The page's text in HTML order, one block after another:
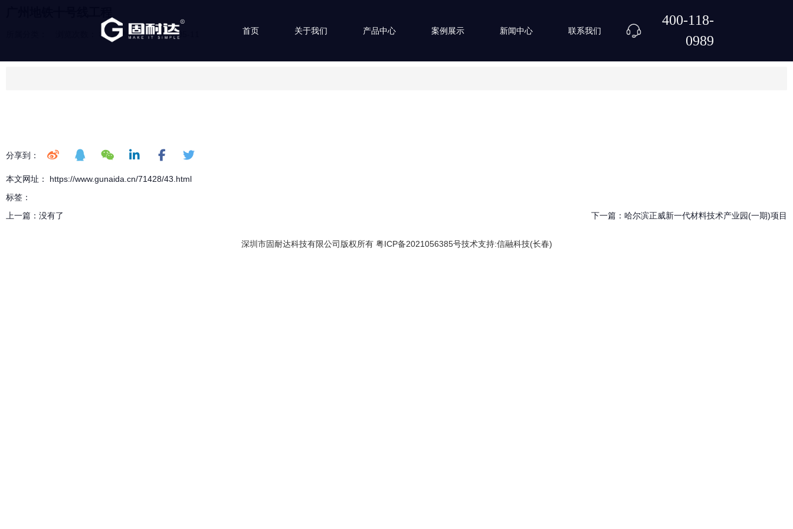
首页 关于我们 产品中心 案例展示 新闻中心 联系我们
400-118-
0989
8 发布时间： 2026-05-11
分享到：
本文网址： https://www.gunaida.cn/71428/43.html
标签：
上一篇： 没有了 下一篇： 哈尔滨正威新一代材料技术产业园(一期)项目
深圳市固耐达科技有限公司版权所有 粤ICP备2021056385号技术支持:信融科技(长春)